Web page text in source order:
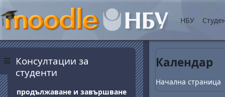
Прескочи на
Страничен панел
НБУ
Календар
Начална страница
Блокове
Консултации за
студенти
продължаване и завършване